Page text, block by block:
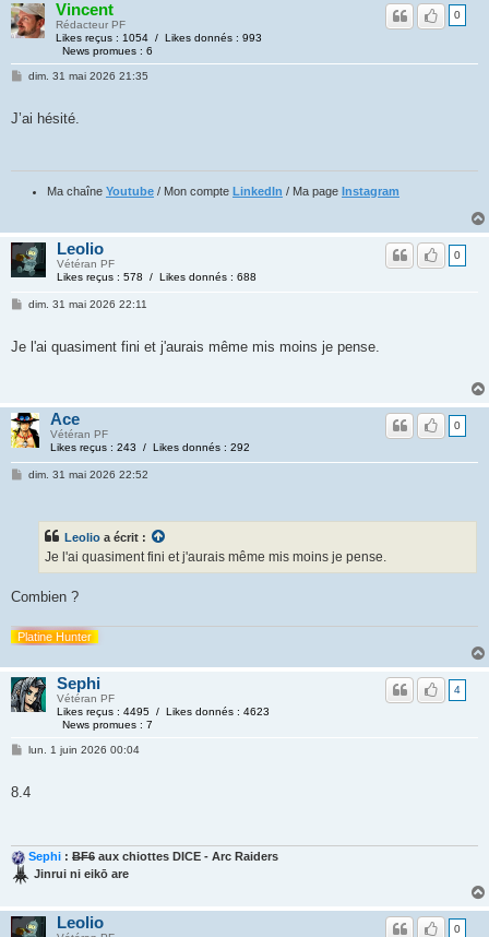
Vincent
Rédacteur PF
Likes reçus : 1054 / Likes donnés : 993
News promues : 6
0
dim. 31 mai 2026 21:35
J’ai hésité.
Ma chaîne Youtube / Mon compte LinkedIn / Ma page Instagram
Leolio
Vétéran PF
Likes reçus : 578 / Likes donnés : 688
0
dim. 31 mai 2026 22:11
Je l'ai quasiment fini et j'aurais même mis moins je pense.
Ace
Vétéran PF
Likes reçus : 243 / Likes donnés : 292
0
dim. 31 mai 2026 22:52
Leolio a écrit :
Je l'ai quasiment fini et j'aurais même mis moins je pense.
Combien ?
Platine Hunter
Sephi
Vétéran PF
Likes reçus : 4495 / Likes donnés : 4623
News promues : 7
4
lun. 1 juin 2026 00:04
8.4
Sephi : BF6 aux chiottes DICE - Arc Raiders
Jinrui ni eikō are
Leolio 0